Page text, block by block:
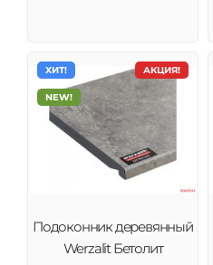
АКЦИЯ!
ХИТ!
NEW!
Подоконник деревянный
Werzalit Бетолит